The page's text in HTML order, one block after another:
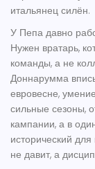
итальянец силён.
У Пепа давно
Нужен вратарь,
команды, а не
Доннарумма
евровесне,
сильные сезоны,
кампании, а в
исторический
не давит, а